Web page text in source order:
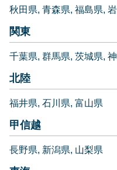
秋田県 青森県 福島県
関東
千葉県 群馬県 茨城県
北陸
福井県 石川県 富山県
甲信越
長野県 新潟県 山梨県